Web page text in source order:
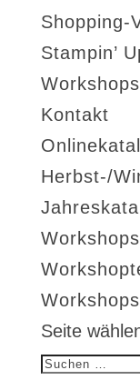
Shopping-
Stampin’
Kontakt
Herbst-/
Workshops
Seite